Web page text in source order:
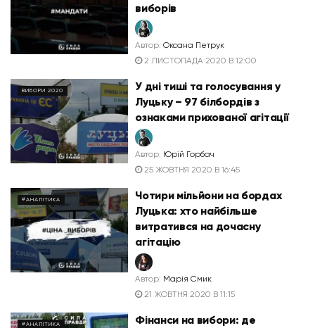
виборів
Автор: Оксана Петрук
2 ЛИСТОПАДА 2020 В 12:00
ВИБОРИ 2020
У дні тиші та голосування у
Луцьку – 97 білбордів з
ознаками прихованої агітації
Автор: Юрій Горбач
25 ЖОВТНЯ 2020 В 16:45
#АНАЛІТИКА
Чотири мільйони на бордах
Луцька: хто найбільше
витратився на дочасну
агітацію
Автор: Марія Смик
21 ЖОВТНЯ 2020 В 11:15
#АНАЛІТИКА
Фінанси на вибори: де